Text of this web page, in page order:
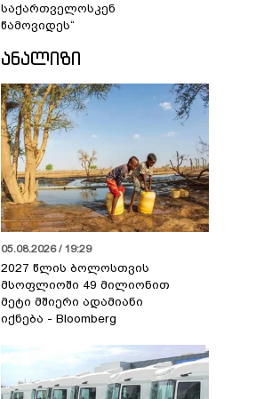
საქართველოსკენ
წამოვიდეს“
ᲐᲜᲐᲚᲘᲖᲘ
05.08.2026 / 19:29
2027 წლის ბოლოსთვის
მსოფლიოში 49 მილიონით
მეტი მშიერი ადამიანი
იქნება - Bloomberg